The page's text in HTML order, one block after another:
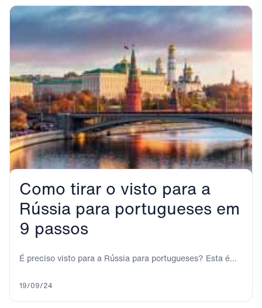
Como tirar o visto para a
Rússia para portugueses em
9 passos
É preciso visto para a Rússia para portugueses? Esta é
19/09/24